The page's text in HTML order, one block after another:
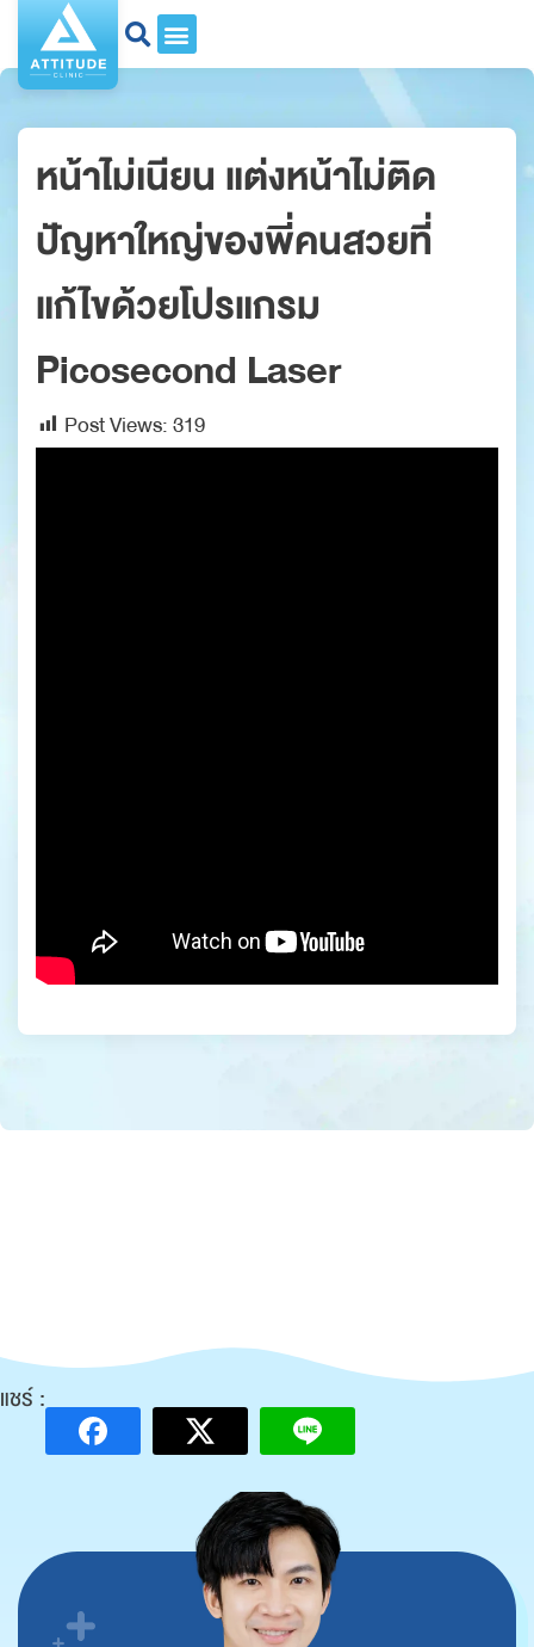
หน้าไม่เนียน แต่งหน้าไม่ติด
ปัญหาใหญ่ของพี่คนสวยที่
แก้ไขด้วยโปรแกรม
Picosecond Laser
Post Views:319
แชร์ :